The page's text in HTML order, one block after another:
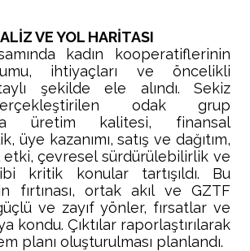
VE YOL HARİTASI
kadın kooperatiflerinin
ihtiyaçları ve öncelikli
şekilde ele alındı. Sekiz
odak grup
üretim kalitesi, finansal
üye kazanımı, satış ve dağıtım,
etki, çevresel sürdürülebilirlik ve
kritik konular tartışıldı. Bu
fırtınası, ortak akıl ve GZTF
ve zayıf yönler, fırsatlar ve
kondu. Çıktılar raporlaştırılarak
planı oluşturulması planlandı.